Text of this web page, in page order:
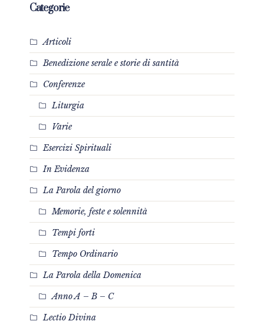
Categorie
Articoli
Benedizione serale e storie di santità
Conferenze
Liturgia
Varie
Esercizi Spirituali
In Evidenza
La Parola del giorno
Memorie, feste e solennità
Tempi forti
Tempo Ordinario
La Parola della Domenica
Anno A – B – C
Lectio Divina